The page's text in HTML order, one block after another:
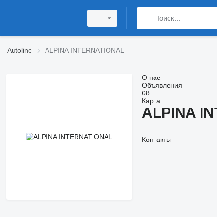
Autoline ALPINA INTERNATIONAL
О нас
Объявления
68
Карта
ALPINA
Контакты